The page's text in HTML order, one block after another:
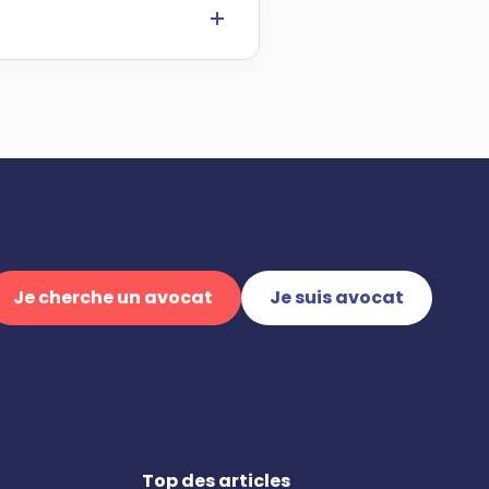
Je cherche un avocat Je suis avocat
Top des articles